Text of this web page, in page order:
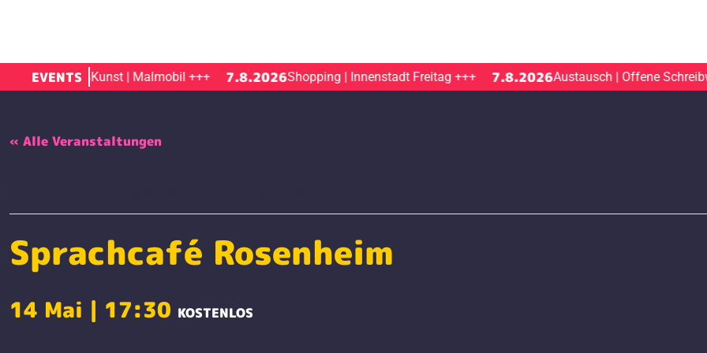
EVENTS
7.8.2026Kunst | Malmobil+++ 7.8.2026Shopping | Innenstadt Freitag+++ 7.8.2026Austausch | Offene
« Alle Veranstaltungen
Sprachcafé Rosenheim
14 Mai | 17:30 KOSTENLOS